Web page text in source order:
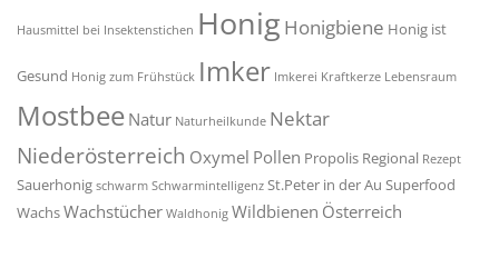
Hausmittel bei Insektenstichen Honig Honigbiene Honig ist
Gesund Honig zum Frühstück Imker Imkerei Kraftkerze Lebensraum
MostbeeNatur Naturheilkunde Nektar
Niederösterreich Oxymel Pollen Propolis Regional Rezept
Sauerhonig schwarm Schwarmintelligenz St.Peter in der Au Superfood
WachsWachstücher Waldhonig Wildbienen Österreich